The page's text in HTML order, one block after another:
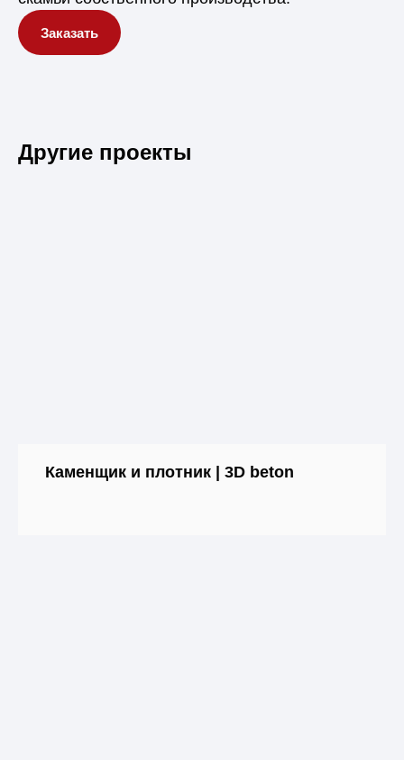
Заказать
Другие проекты
Каменщик и плотник | 3D beton